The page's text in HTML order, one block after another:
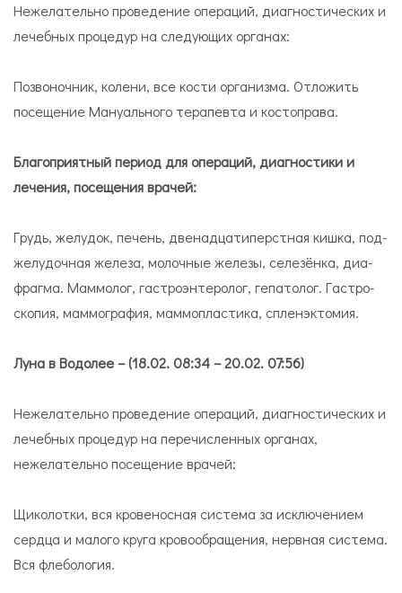
Нежелательно проведение операций, диагностических и
лечебных процедур на следующих органах:
По­зво­ноч­ник, ко­ле­ни, все ко­сти ор­га­низ­ма. Отложить
посещение Ма­ну­аль­ного те­ра­певта и ко­сто­права.
Благоприятный период для операций, диагностики и
лечения, посещения врачей:
Грудь, же­лу­док, пе­чень, две­на­дца­ти­перст­ная киш­ка, под­
же­лу­доч­ная же­ле­за, мо­лоч­ные же­ле­зы, се­ле­зён­ка, диа­
фраг­ма. Мам­мо­лог, га­стро­эн­те­ро­лог, ге­па­то­лог. Га­стро­
ско­пия, мам­мо­гра­фия, мам­мо­пла­сти­ка, спле­нэк­то­мия.
Луна в Водолее – (18.02. 08:34 – 20.02. 07:56)
Нежелательно проведение операций, диагностических и
лечебных процедур на перечисленных органах,
нежелательно посещение врачей:
Щи­ко­лот­ки, вся кро­ве­нос­ная си­сте­ма за ис­клю­че­ни­ем
серд­ца и ма­ло­го кру­га кро­во­об­ра­ще­ния, нерв­ная си­сте­ма.
Вся флебология.